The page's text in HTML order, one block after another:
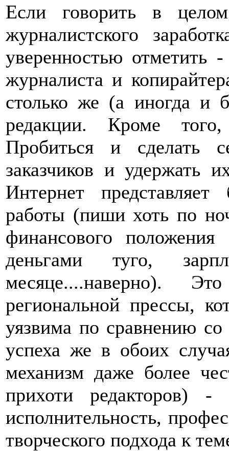
Если говорить в
журналистского
уверенностью отметить
журналиста и
столько же (а иногда и
редакции. Кроме
Пробиться и сделать
заказчиков и удержать
Интернет
работы (пиши хоть по
финансового
деньгами туго,
месяце....наверно).
региональной прессы,
уязвима по сравнению
успеха же в обоих
механизм даже более
прихоти редакторов) -
исполнительность,
творческого подхода к